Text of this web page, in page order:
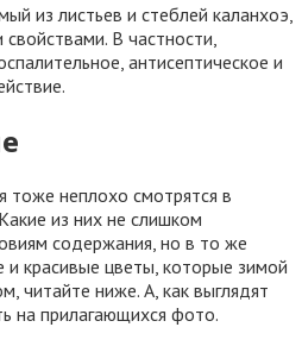
из листьев и стеблей каланхоэ,
В частности,
антисептическое и
тоже неплохо смотрятся в
из них не слишком
содержания, но в то же
красивые цветы, которые зимой
читайте ниже. А, как выглядят
на прилагающихся фото.